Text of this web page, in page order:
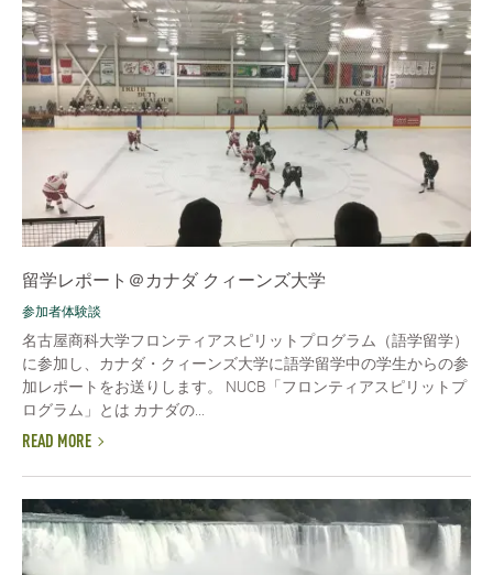
留学レポート＠カナダ クィーンズ大学
参加者体験談
名古屋商科大学フロンティアスピリットプログラム（語学留学）
に参加し、カナダ・クィーンズ大学に語学留学中の学生からの参
加レポートをお送りします。 NUCB「フロンティアスピリットプ
ログラム」とは カナダの...
READ MORE